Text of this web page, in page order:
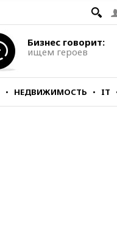
Бизнес говорит:
ищем героев
НЕДВИЖИМОСТЬ IT